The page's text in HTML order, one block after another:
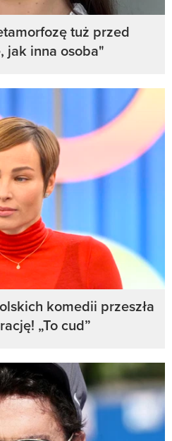
tuż przed
jak inna osoba"
komedii przeszła
„To cud”